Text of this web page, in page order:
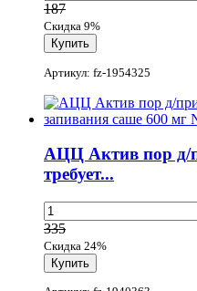
187
Скидка 9%
Артикул: fz-1954325
АЦЦ Актив пор д/
требует...
335
Скидка 24%